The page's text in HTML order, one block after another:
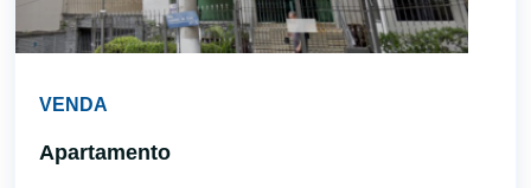
VENDA
Apartamento